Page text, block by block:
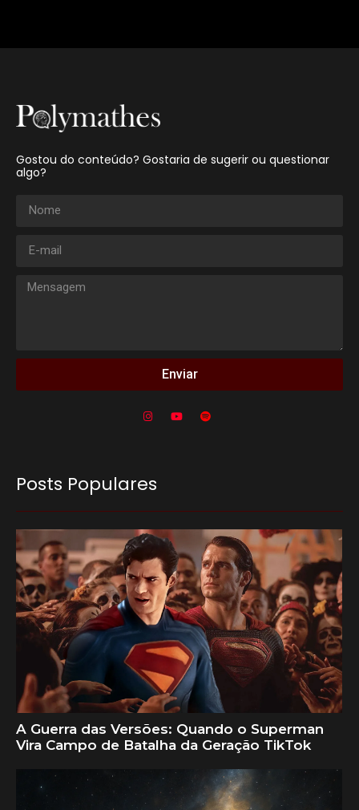
Gostou do conteúdo? Gostaria de sugerir ou questionar
algo?
Enviar
Posts Populares
A Guerra das Versões: Quando o Superman
Vira Campo de Batalha da Geração TikTok